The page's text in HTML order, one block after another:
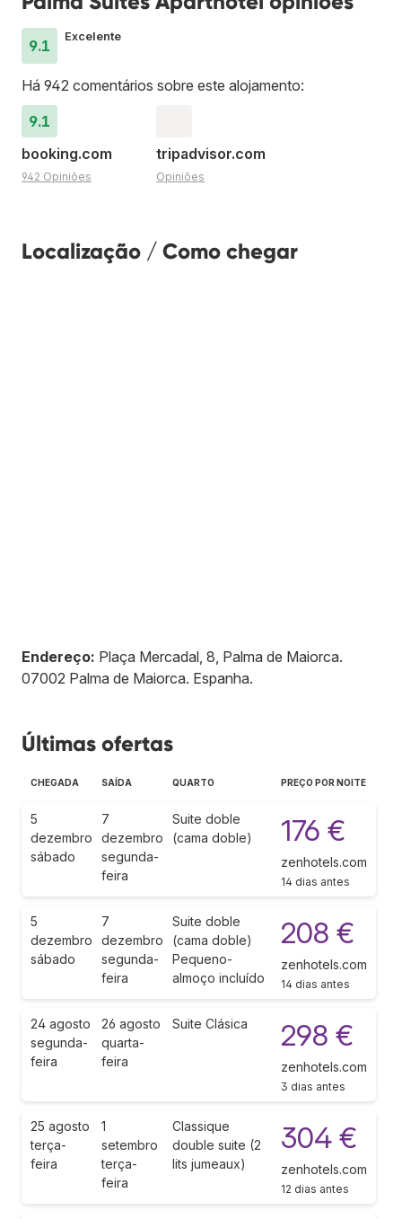
9.1
Excelente
Há 942 comentários sobre este alojamento:
9.1
booking.com
942 Opiniões
tripadvisor.com
Opiniões
Localização / Como chegar
Endereço: Plaça Mercadal, 8, Palma de Maiorca.
07002 Palma de Maiorca. Espanha.
Últimas ofertas
CHEGADA SAÍDA QUARTO PREÇO POR NOITE
5
dezembro
sábado
7
dezembro
segunda-
feira
Suite doble
(cama doble)
176 €
zenhotels.com
14 dias antes
5
dezembro
sábado
7
dezembro
segunda-
feira
Suite doble
(cama doble)
Pequeno-
almoço incluído
208 €
zenhotels.com
14 dias antes
24 agosto
segunda-
feira
26 agosto
quarta-
feira
Suite Clásica 298 €
zenhotels.com
3 dias antes
25 agosto
terça-
feira
1
setembro
terça-
feira
Classique
double suite (2
lits jumeaux)
304 €
zenhotels.com
12 dias antes